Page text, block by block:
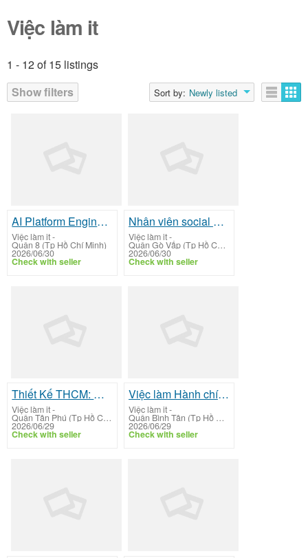
Việc làm it
1 - 12 of 15 listings
Show filters
Sort by: Newly listed
Listings
AI Platform Engineer, AI Infrastructure Specialist
Việc làm it-
Quận 8 (Tp Hồ Chí Minh)
2026/06/30
Check with seller
Nhân viên social entity
Việc làm it-
Quận Gò Vấp (Tp Hồ Chí Minh)
2026/06/30
Check with seller
Thiết Kế THCM: Digital Ui Ux Design Specialist
Việc làm it-
Quận Tân Phú (Tp Hồ Chí Minh)
2026/06/29
Check with seller
Việc làm Hành chính Nhân sự Bình Tân: Trưởng/Phó Phòng Nhân sự (Human Resource Manager
Việc làm it-
Quận Bình Tân (Tp Hồ Chí Minh)
2026/06/29
Check with seller